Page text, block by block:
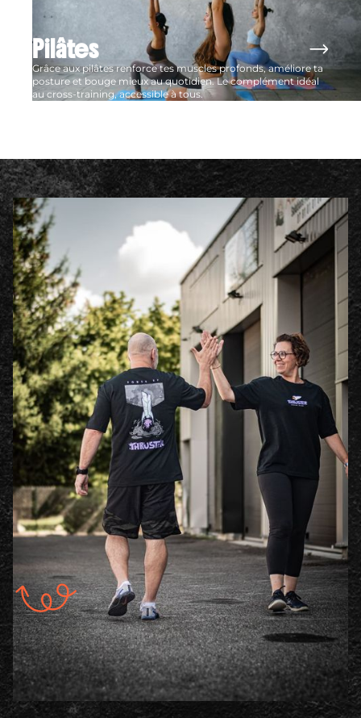
Pilâtes
Grâce aux pilâtes renforce tes muscles profonds, améliore ta
posture et bouge mieux au quotidien. Le complément idéal
au cross-training, accessible à tous.